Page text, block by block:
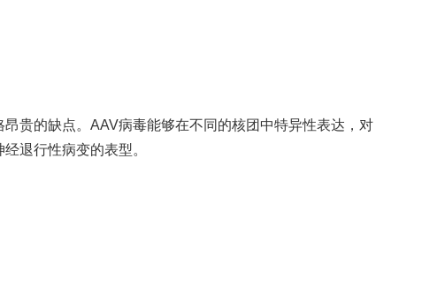
贵的缺点。AAV病毒能够在不同的核团中特异性表达，对
退行性病变的表型。